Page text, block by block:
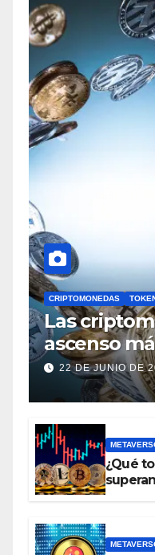
CRIPTOMONEDAS
Las
ascenso
con un
22 DE JUNIO DE
¿Qué